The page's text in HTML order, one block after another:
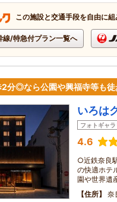
この施設と交通手段を自由に
線/特急付プラン一覧へ
2分◎なら公園や興福寺等も
いろは
フォトギャ
4.6
○近鉄奈良
の快適ホテ
園や世界遺
住所
奈